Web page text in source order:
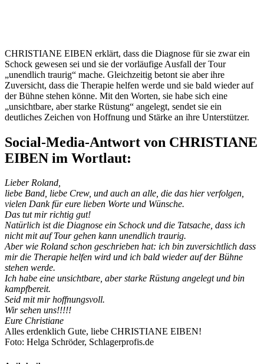
CHRISTIANE EIBEN erklärt, dass die Diagnose für sie zwar ein
Schock gewesen sei und sie der vorläufige Ausfall der Tour
„unendlich traurig“ mache. Gleichzeitig betont sie aber ihre
Zuversicht, dass die Therapie helfen werde und sie bald wieder auf
der Bühne stehen könne. Mit den Worten, sie habe sich eine
„unsichtbare, aber starke Rüstung“ angelegt, sendet sie ein
deutliches Zeichen von Hoffnung und Stärke an ihre Unterstützer.
Social-Media-Antwort von CHRISTIANE
EIBEN im Wortlaut:
Lieber Roland,
liebe Band, liebe Crew, und auch an alle, die das hier verfolgen,
vielen Dank für eure lieben Worte und Wünsche.
Das tut mir richtig gut!
Natürlich ist die Diagnose ein Schock und die Tatsache, dass ich
nicht mit auf Tour gehen kann unendlich traurig.
Aber wie Roland schon geschrieben hat: ich bin zuversichtlich dass
mir die Therapie helfen wird und ich bald wieder auf der Bühne
stehen werde.
Ich habe eine unsichtbare, aber starke Rüstung angelegt und bin
kampfbereit.
Seid mit mir hoffnungsvoll.
Wir sehen uns!!!!!
Eure Christiane
Alles erdenklich Gute, liebe CHRISTIANE EIBEN!
Foto: Helga Schröder, Schlagerprofis.de